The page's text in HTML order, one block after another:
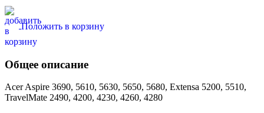
Положить в корзину
Общее описание
Acer Aspire 3690, 5610, 5630, 5650, 5680, Extensa 5200, 5510,
TravelMate 2490, 4200, 4230, 4260, 4280